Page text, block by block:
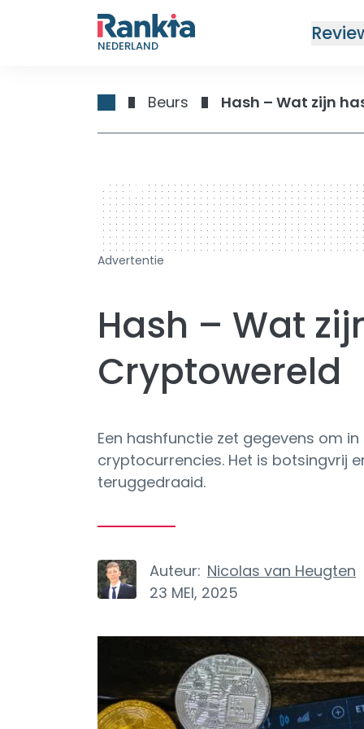
NEDERLAND
Beurs Hash – Wat zijn
728 x 90
Advertentie
Hash – Wat
Cryptowereld
Een hashfunctie zet gegevens om
cryptocurrencies. Het is botsingvrij
teruggedraaid.
Auteur: Nicolas van Heugten
23 MEI, 2025